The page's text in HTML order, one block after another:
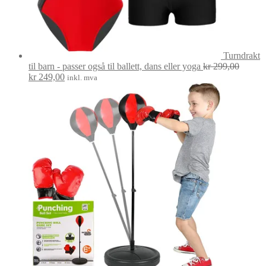
Turndrakt
til barn - passer også til ballett, dans eller yoga kr299,00
Opprinnelig
kr249,00Nåværende
kr 249,00.
inkl. mva